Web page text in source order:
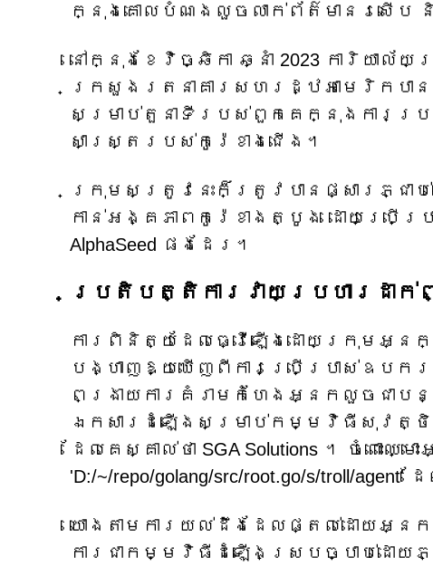
ក្នុងគោលបំណងលួចលាក់ព័ត៌មានរសើប
នៅក្នុងខែវិច្ឆិកា ឆ្នាំ 2023 ការិយា
ក្រសួងរតនាគារសហរដ្ឋអាមេរិកបា
សម្រាប់តួនាទីរបស់ពួកគេក្នុងការប្
សាស្ត្ររបស់កូរ៉េខាងជើង។
ក្រុមសត្រូវនេះក៏ត្រូវបានផ្សារភ្ជាប់
កាន់អង្គភាពកូរ៉េខាងត្បូង ដោយប្រើប្រា
AlphaSeed ផងដែរ។
ប្រតិបត្តិការវាយប្រហារដាក់ពង្
ការពិនិត្យដែលធ្វើឡើងដោយក្រុមអ្
បង្ហាញឱ្យឃើញពីការប្រើប្រាស់ឧបក
ពង្រាយការគំរាមកំហែងអ្នកលួចជា
ឯកសារដំឡើងសម្រាប់កម្មវិធីសុវត្ថិ
ដែលគេស្គាល់ថា SGA Solutions ។ ចំពោះ
'D:/~/repo/golang/src/root.go/s/troll/
យោងតាមការយល់ដឹងដែលផ្តល់ដោយអ្
ការជាកម្មវិធីដំឡើងស្របច្បាប់ដោយភ្ជ